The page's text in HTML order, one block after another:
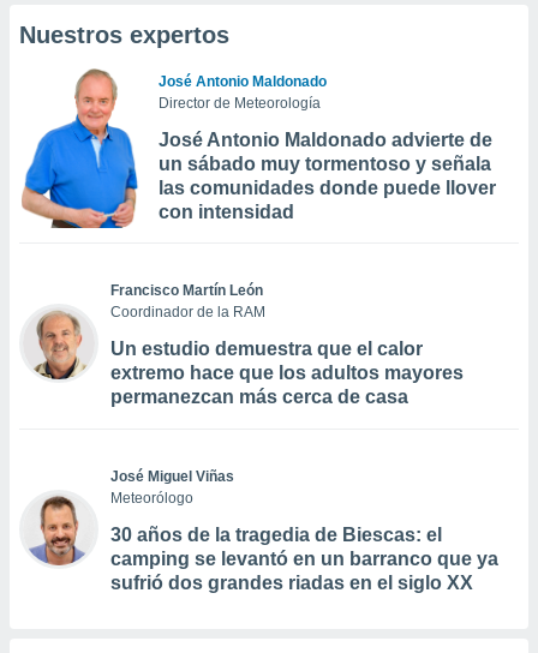
Nuestros expertos
José Antonio Maldonado
Director de Meteorología
José Antonio Maldonado advierte de
un sábado muy tormentoso y señala
las comunidades donde puede llover
con intensidad
Francisco Martín León
Coordinador de la RAM
Un estudio demuestra que el calor
extremo hace que los adultos mayores
permanezcan más cerca de casa
José Miguel Viñas
Meteorólogo
30 años de la tragedia de Biescas: el
camping se levantó en un barranco que ya
sufrió dos grandes riadas en el siglo XX